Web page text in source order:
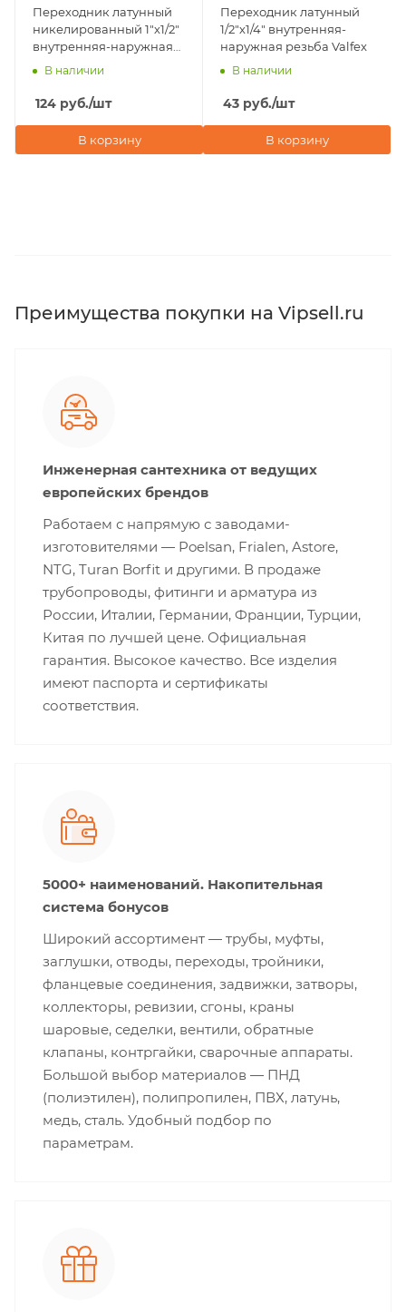
Переходник латунный
никелированный 1"х1/2"
внутренняя-наружная
резьба Valfex
В наличии
124 руб./шт
В корзину
Переходник латунный
1/2"х1/4" внутренняя-
наружная резьба Valfex
В наличии
43 руб./шт
В корзину
Преимущества покупки на Vipsell.ru
Инженерная сантехника от ведущих
европейских брендов
Работаем с напрямую с заводами-
изготовителями — Poelsan, Frialen, Astore,
NTG, Turan Borfit и другими. В продаже
трубопроводы, фитинги и арматура из
России, Италии, Германии, Франции, Турции,
Китая по лучшей цене. Официальная
гарантия. Высокое качество. Все изделия
имеют паспорта и сертификаты
соответствия.
5000+ наименований. Накопительная
система бонусов
Широкий ассортимент — трубы, муфты,
заглушки, отводы, переходы, тройники,
фланцевые соединения, задвижки, затворы,
коллекторы, ревизии, сгоны, краны
шаровые, седелки, вентили, обратные
клапаны, контргайки, сварочные аппараты.
Большой выбор материалов — ПНД
(полиэтилен), полипропилен, ПВХ, латунь,
медь, сталь. Удобный подбор по
параметрам.